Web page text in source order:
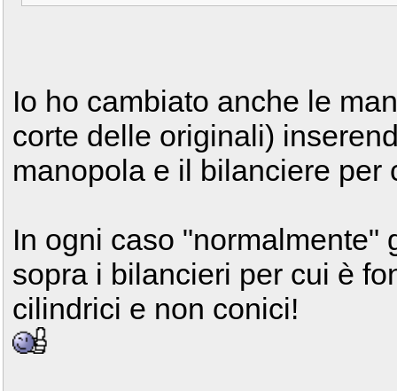
Io ho cambiato anche le
corte delle originali)
manopola e il bilanciere per
In ogni caso "normalmente"
sopra i bilancieri per cui è
cilindrici e non conici!